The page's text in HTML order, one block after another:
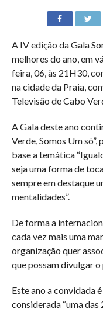
A IV edição da Gala
melhores do ano, em
feira, 06, às 21H30,
na cidade da Praia,
Televisão de Cabo
A Gala deste ano
Verde, Somos Um
base a temática
seja uma forma de
sempre em destaque
mentalidades”.
De forma a
cada vez mais uma
organização quer
que possam divulgar o
Este ano a convidada
considerada “uma